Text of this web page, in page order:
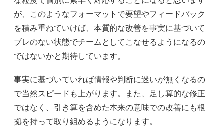
が、このようなフォーマットで要望やフィードバック
を積み重ねていけば、本質的な改善を事実に基づいて
ブレのない状態でチームとしてこなせるようになるの
ではないかと期待しています。
事実に基づいていれば情報や判断に迷いが無くなるの
で当然スピードも上がります。また、足し算的な修正
ではなく、引き算を含めた本来の意味での改善にも根
拠を持って取り組めるようになります。